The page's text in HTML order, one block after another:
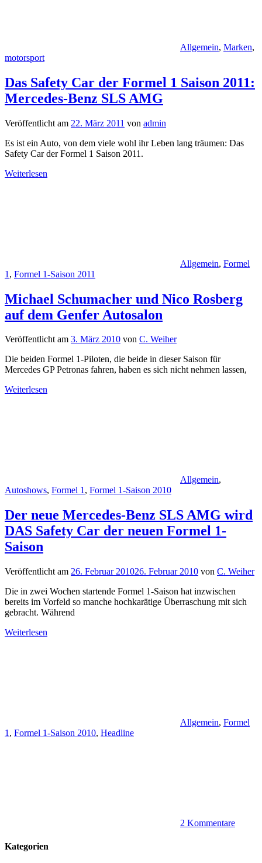
Allgemein, Marken,
motorsport
Das Safety Car der Formel 1 Saison 2011:
Mercedes-Benz SLS AMG
Veröffentlicht am 22. März 2011 von admin
Es ist ein Auto, von dem viele wohl ihr Leben lang träumen: Das
Safety Car der Formel 1 Saison 2011.
Weiterlesen
Allgemein, Formel
1 , Formel 1-Saison 2011
Michael Schumacher und Nico Rosberg
auf dem Genfer Autosalon
Veröffentlicht am 3. März 2010 von C. Weiher
Die beiden Formel 1-Piloten, die beide in dieser Saison für
Mercedes GP Petronas fahren, haben es sich nicht nehmen lassen,
Weiterlesen
Allgemein,
Autoshows, Formel 1, Formel 1-Saison 2010
Der neue Mercedes-Benz SLS AMG wird
DAS Safety Car der neuen Formel 1-
Saison
Veröffentlicht am 26. Februar 201026. Februar 2010 von C. Weiher
Die in zwei Wochen startende Formel 1-Saison hat inzwischen
bereits im Vorfeld so manche hochkarätige Überraschung mit sich
gebracht. Während
Weiterlesen
Allgemein, Formel
1 , Formel 1-Saison 2010, Headline
2 Kommentare
Kategorien